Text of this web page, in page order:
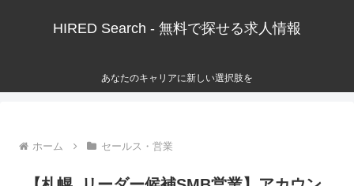
HIRED Search - 無料で探せる求人情報
あなたのキャリアに新しい選択肢を
ホーム セールス・営業